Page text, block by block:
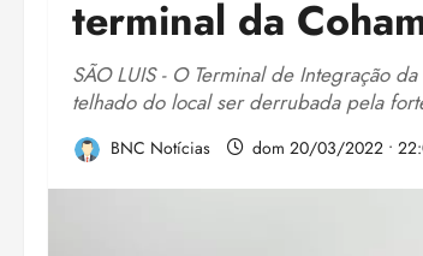
terminal da
SÃO LUIS - O Terminal de Integração
telhado do local ser derrubada pela
BNC Notícias dom 20/03/2022 •